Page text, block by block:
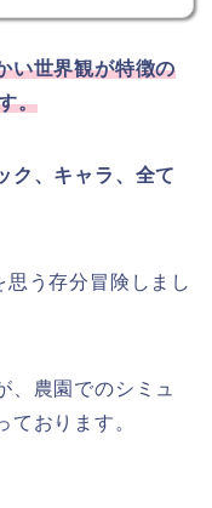
い世界観が特徴の
。
ク、キャラ、全て
う存分冒険しまし
、農園でのシミュ
ております。